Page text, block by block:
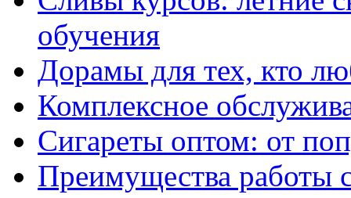
обучения
Дорамы для тех, кто
Комплексное
Сигареты оптом: от
Преимущества работы